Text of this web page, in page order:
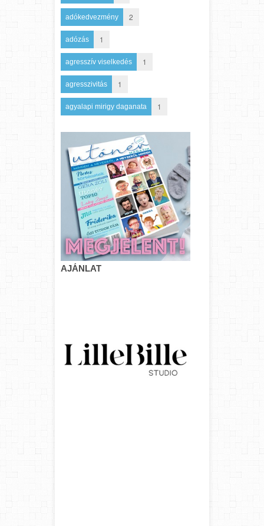
adókedvezmény 2
adózás 1
agresszív viselkedés 1
agresszivitás 1
agyalapi mirigy daganata 1
AJÁNLAT